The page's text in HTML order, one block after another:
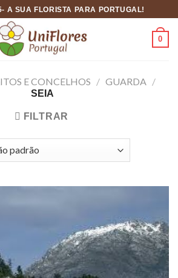
A SUA FLORISTA PARA PORTUGAL!
0
E CONCELHOS / GUARDA /
SEIA
FILTRAR